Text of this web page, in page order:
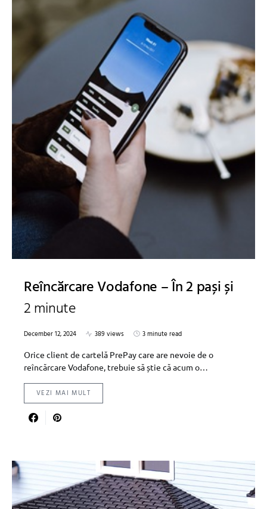
Reîncărcare Vodafone – În 2 pași și
2 minute
December 12, 2024 389 views
3 minute read
Orice client de cartelă PrePay care are nevoie de o
reîncărcare Vodafone, trebuie să știe că acum o…
VEZI MAI MULT